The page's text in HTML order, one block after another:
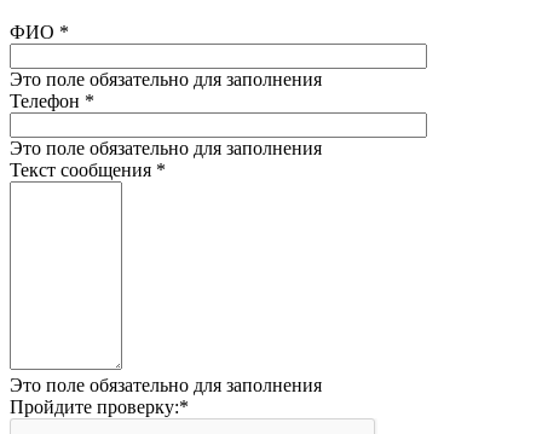
ФИО *
Это поле обязательно для заполнения
Телефон *
Это поле обязательно для заполнения
Текст сообщения *
Это поле обязательно для заполнения
Пройдите проверку:*